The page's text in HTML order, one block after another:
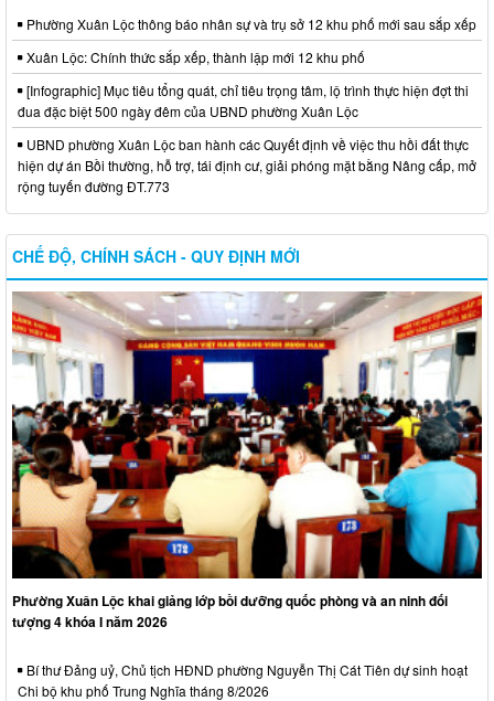
Phường Xuân Lộc thông báo nhân sự và trụ sở 12 khu phố mới sau sắp xếp
Xuân Lộc: Chính thức sắp xếp, thành lập mới 12 khu phố
[Infographic] Mục tiêu tổng quát, chỉ tiêu trọng tâm, lộ trình thực hiện đợt thi
đua đặc biệt 500 ngày đêm của UBND phường Xuân Lộc
UBND phường Xuân Lộc ban hành các Quyết định về việc thu hồi đất thực
hiện dự án Bồi thường, hỗ trợ, tái định cư, giải phóng mặt bằng Nâng cấp, mở
rộng tuyến đường ĐT.773
CHẾ ĐỘ, CHÍNH SÁCH - QUY ĐỊNH MỚI
Phường Xuân Lộc khai giảng lớp bồi dưỡng quốc phòng và an ninh đối
tượng 4 khóa I năm 2026
Bí thư Đảng uỷ, Chủ tịch HĐND phường Nguyễn Thị Cát Tiên dự sinh hoạt
Chi bộ khu phố Trung Nghĩa tháng 8/2026